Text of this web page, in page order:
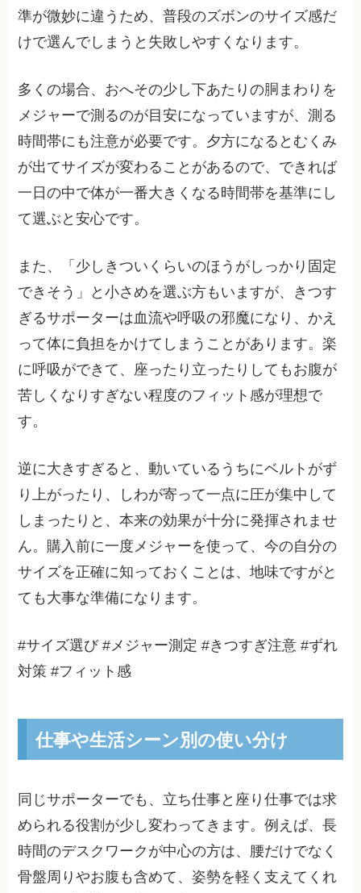
準が微妙に違うため、普段のズボンのサイズ感だ
けで選んでしまうと失敗しやすくなります。
多くの場合、おへその少し下あたりの胴まわりを
メジャーで測るのが目安になっていますが、測る
時間帯にも注意が必要です。夕方になるとむくみ
が出てサイズが変わることがあるので、できれば
一日の中で体が一番大きくなる時間帯を基準にし
て選ぶと安心です。
また、「少しきついくらいのほうがしっかり固定
できそう」と小さめを選ぶ方もいますが、きつす
ぎるサポーターは血流や呼吸の邪魔になり、かえ
って体に負担をかけてしまうことがあります。楽
に呼吸ができて、座ったり立ったりしてもお腹が
苦しくなりすぎない程度のフィット感が理想で
す。
逆に大きすぎると、動いているうちにベルトがず
り上がったり、しわが寄って一点に圧が集中して
しまったりと、本来の効果が十分に発揮されませ
ん。購入前に一度メジャーを使って、今の自分の
サイズを正確に知っておくことは、地味ですがと
ても大事な準備になります。
#サイズ選び #メジャー測定 #きつすぎ注意 #ずれ
対策 #フィット感
仕事や生活シーン別の使い分け
同じサポーターでも、立ち仕事と座り仕事では求
められる役割が少し変わってきます。例えば、長
時間のデスクワークが中心の方は、腰だけでなく
骨盤周りやお腹も含めて、姿勢を軽く支えてくれ